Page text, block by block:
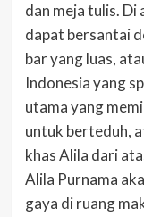
dan meja tulis. Di
dapat bersantai
bar yang luas,
Indonesia yang
utama yang
untuk berteduh,
khas Alila dari
Alila Purnama
gaya di ruang